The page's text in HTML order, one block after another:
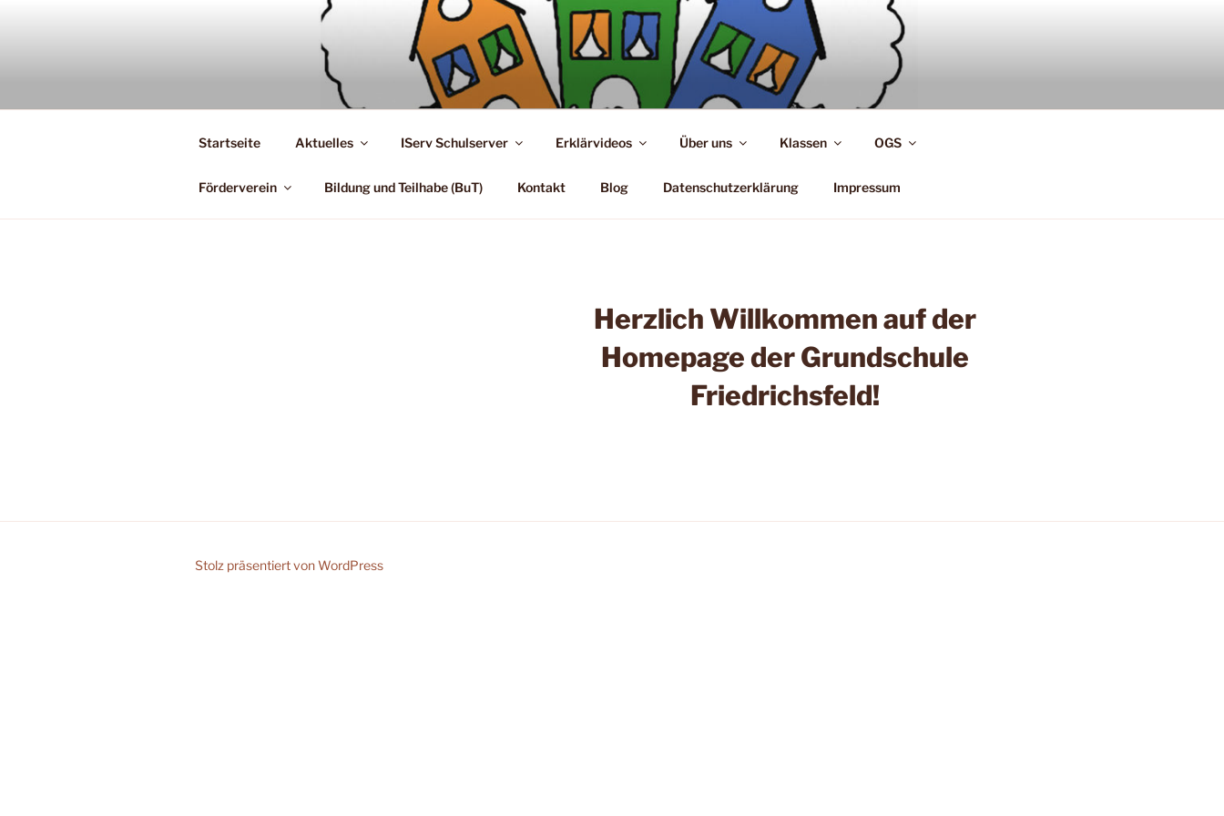
Startseite Aktuelles IServ Schulserver Erklärvideos Über uns Klassen OGS
Förderverein Bildung und Teilhabe (BuT) Kontakt Blog Datenschutzerklärung Impressum
Herzlich Willkommen auf der
Homepage der Grundschule
Friedrichsfeld!
Stolz präsentiert von WordPress